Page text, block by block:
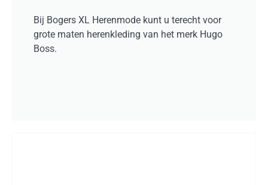
Bij Bogers XL Herenmode kunt u terecht voor
grote maten herenkleding van het merk Hugo
Boss.